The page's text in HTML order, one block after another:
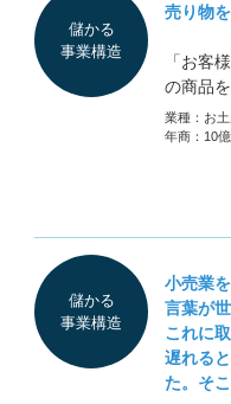
儲かる
事業構造
売り物
「お客
の商品
の商品
か」こ
業種： お
年商： 10
儲かる
事業構造
小売業
言葉が
これに
遅れる
た。そ